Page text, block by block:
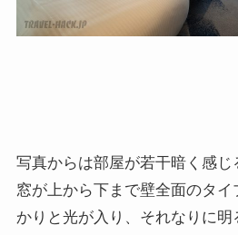
写真からは部屋が若干暗く感じ
窓が上から下まで壁全面のタ
かりと光が入り、それなりに